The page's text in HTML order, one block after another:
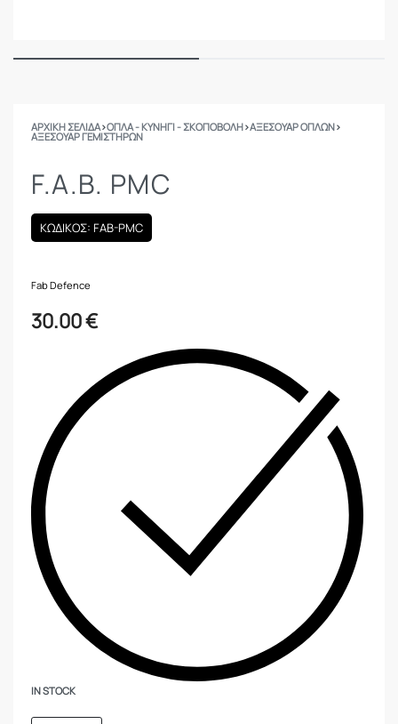
ΑΡΧΙΚΉ ΣΕΛΊΔΑ›ΟΠΛΑ - ΚΥΝΗΓΙ - ΣΚΟΠΟΒΟΛΗ›ΑΞΕΣΟΥΑΡ ΟΠΛΩΝ›
ΑΞΕΣΟΥΆΡ ΓΕΜΙΣΤΉΡΩΝ
F.A.B. PMC
ΚΩΔΙΚΟΣ: FAB-PMC
Fab Defence
30.00€
IN STOCK